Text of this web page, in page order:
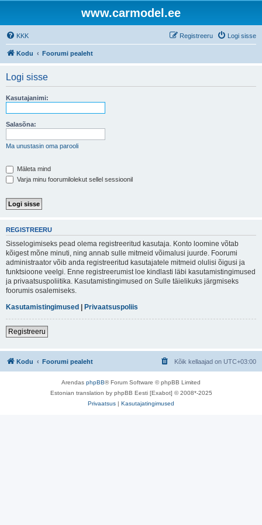
www.carmodel.ee
KKK Logi sisse
Registreeru
Kodu Foorumi pealeht
Logi sisse
Kasutajanimi:
Salasõna:
Ma unustasin oma parooli
Mäleta mind
Varja minu foorumilolekut sellel sessioonil
REGISTREERU
Sisselogimiseks pead olema registreeritud kasutaja. Konto loomine võtab
kõigest mõne minuti, ning annab sulle mitmeid võimalusi juurde. Foorumi
administraator võib anda registreeritud kasutajatele mitmeid olulisi õigusi ja
funktsioone veelgi. Enne registreerumist loe kindlasti läbi kasutamistingimused
ja privaatsuspoliitika. Kasutamistingimused on Sulle täielikuks järgmiseks
foorumis osalemiseks.
Kasutamistingimused | Privaatsuspoliis
Registreeru
Kodu Foorumi pealeht Kõik kellaajad on UTC+03:00
Arendas phpBB® Forum Software © phpBB Limited
Estonian translation by phpBB Eesti [Exabot] © 2008*-2025
Privaatsus | Kasutajatingimused